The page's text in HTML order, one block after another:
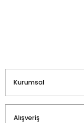
Kurumsal
Alışveriş